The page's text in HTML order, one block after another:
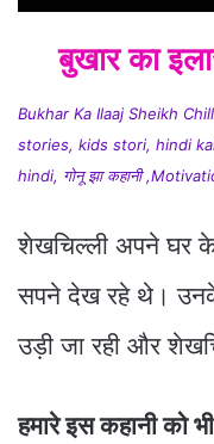
बुखार का
Bukhar Ka Ilaaj Sheikh
stories, kids stori, hindi
hindi, गोनू झा कहानी
शेखचिल्ली अपने घर
सपने देख रहे थे।
उड़ी जा रही और
हमारे इस कहानी को